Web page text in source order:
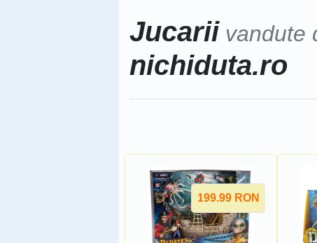
Jucarii vandute
nichiduta.ro
199.99 RON